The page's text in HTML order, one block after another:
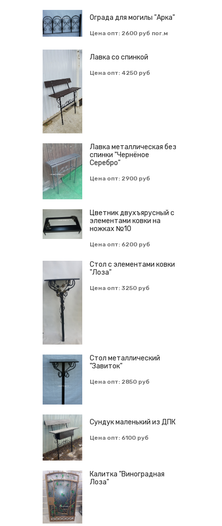
Ограда для могилы "Арка"
Цена опт: 2600 руб пог.м
Лавка со спинкой
Цена опт: 4250 руб
Лавка металлическая без
спинки "Чернёное
Серебро"
Цена опт: 2900 руб
Цветник двухъярусный с
элементами ковки на
ножках №10
Цена опт: 6200 руб
Стол с элементами ковки
"Лоза"
Цена опт: 3250 руб
Cтол металлический
"Завиток"
Цена опт: 2850 руб
Сундук маленький из ДПК
Цена опт: 6100 руб
Калитка "Виноградная
Лоза"